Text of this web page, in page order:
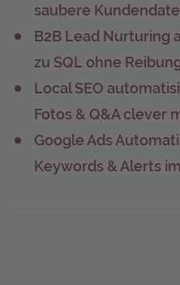
sau­be­re
B2B Lead Nur­tu­ring
zu SQL ohne
Local SEO
Fotos & Q&A cle­ver
Goog­le Ads
Key­words & Alerts